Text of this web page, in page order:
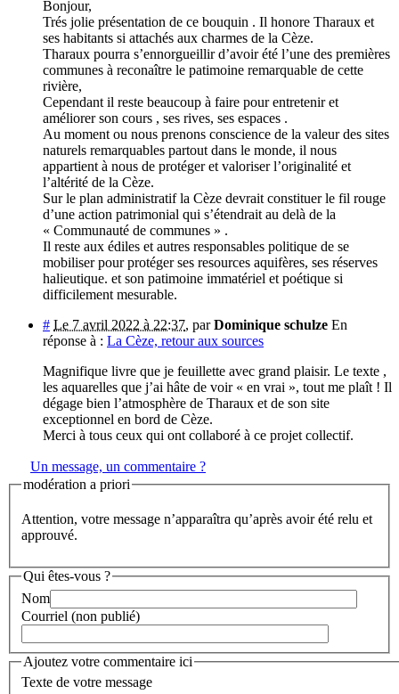
Bonjour,
Trés jolie présentation de ce bouquin . Il honore Tharaux et
ses habitants si attachés aux charmes de la Cèze.
Tharaux pourra s’ennorgueillir d’avoir été l’une des premières
communes à reconaître le patimoine remarquable de cette
rivière,
Cependant il reste beaucoup à faire pour entretenir et
améliorer son cours , ses rives, ses espaces .
Au moment ou nous prenons conscience de la valeur des sites
naturels remarquables partout dans le monde, il nous
appartient à nous de protéger et valoriser l’originalité et
l’altérité de la Cèze.
Sur le plan administratif la Cèze devrait constituer le fil rouge
d’une action patrimonial qui s’étendrait au delà de la
« Communauté de communes » .
Il reste aux édiles et autres responsables politique de se
mobiliser pour protéger ses resources aquifères, ses réserves
halieutique. et son patimoine immatériel et poétique si
difficilement mesurable.
# Le 7 avril 2022 à 22:37, parDominique schulze En
réponse à : La Cèze, retour aux sources
Magnifique livre que je feuillette avec grand plaisir. Le texte ,
les aquarelles que j’ai hâte de voir « en vrai », tout me plaît ! Il
dégage bien l’atmosphère de Tharaux et de son site
exceptionnel en bord de Cèze.
Merci à tous ceux qui ont collaboré à ce projet collectif.
Un message, un commentaire ?
modération a priori
Attention, votre message n’apparaîtra qu’après avoir été relu et
approuvé.
Qui êtes-vous ?
Nom
Courriel (non publié)
Ajoutez votre commentaire ici
Texte de votre message